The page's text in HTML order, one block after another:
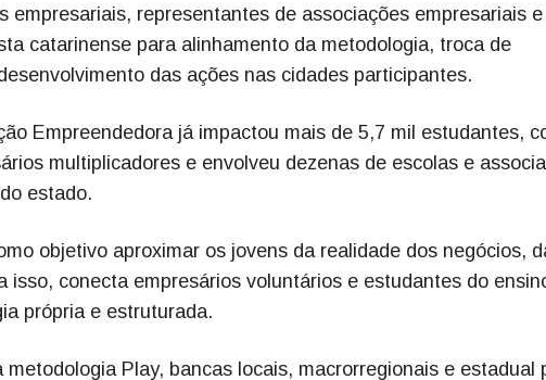
empresariais, representantes de associações empresariais e
catarinense para alinhamento da metodologia, troca de
das ações nas cidades participantes.
Empreendedora já impactou mais de 5,7 mil estudantes,
multiplicadores e envolveu dezenas de escolas e
estado.
objetivo aproximar os jovens da realidade dos negócios,
isso, conecta empresários voluntários e estudantes do
própria e estruturada.
Play, bancas locais, macrorregionais e estadual